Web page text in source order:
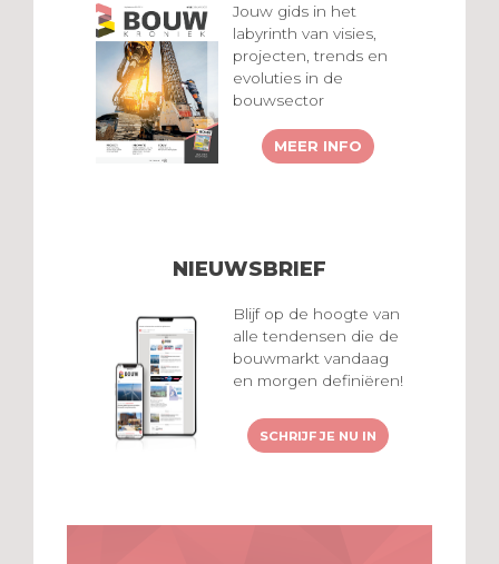
Jouw gids in het
labyrinth van visies,
projecten, trends en
evoluties in de
bouwsector
MEER INFO
NIEUWSBRIEF
Blijf op de hoogte van
alle tendensen die de
bouwmarkt vandaag
en morgen definiëren!
SCHRIJF JE NU IN